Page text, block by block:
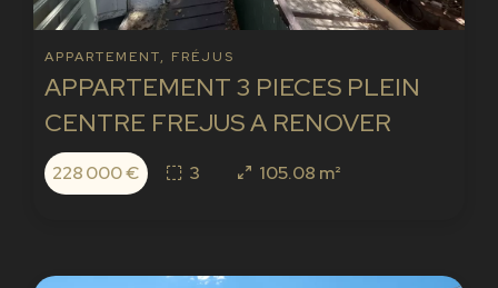
APPARTEMENT, FRÉJUS
APPARTEMENT 3 PIECES PLEIN
CENTRE FREJUS A RENOVER
228 000 € 3 105.08 m²